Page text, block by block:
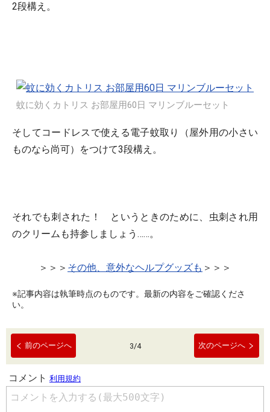
2段構え。
蚊に効くカトリス お部屋用60日 マリンブルーセット
そしてコードレスで使える電子蚊取り（屋外用の小さい
ものなら尚可）をつけて3段構え。
それでも刺された！ というときのために、虫刺され用
のクリームも持参しましょう……。
＞＞＞ その他、意外なヘルプグッズも ＞＞＞
※記事内容は執筆時点のものです。最新の内容をご確認くださ
い。
前のページへ 3/4 次のページへ